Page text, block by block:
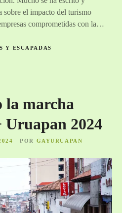
sobre el impacto del turismo
comprometidas con la…
Y ESCAPADAS
la marcha
2024
POR GAYURUAPAN